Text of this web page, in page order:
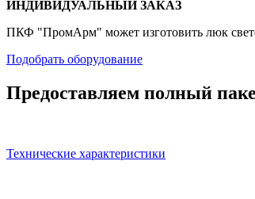
ИНДИВИДУАЛЬНЫЙ ЗАКАЗ
ПКФ "ПромАрм" может изготовить люк
Подобрать оборудование
Предоставляем полный
Технические характеристики